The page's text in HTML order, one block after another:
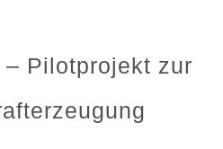
– Pilotprojekt zur